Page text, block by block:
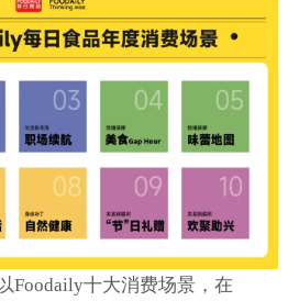
Foodaily十大消费场景，在